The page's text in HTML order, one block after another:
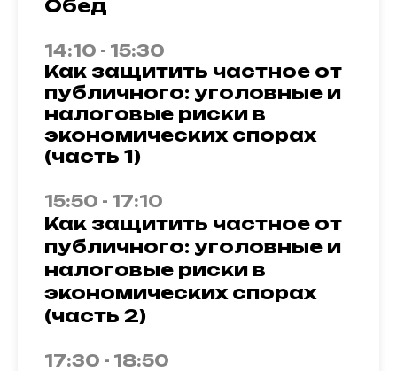
Обед
14:10 - 15:30
Как защитить частное от
публичного: уголовные и
налоговые риски в
экономических спорах
(часть 1)
15:50 - 17:10
Как защитить частное от
публичного: уголовные и
налоговые риски в
экономических спорах
(часть 2)
17:30 - 18:50